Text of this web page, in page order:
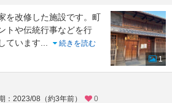
を改修した施設です。町
トや伝統行事などを行
ています
続きを読む
1
：2023/08（約3年前）
0